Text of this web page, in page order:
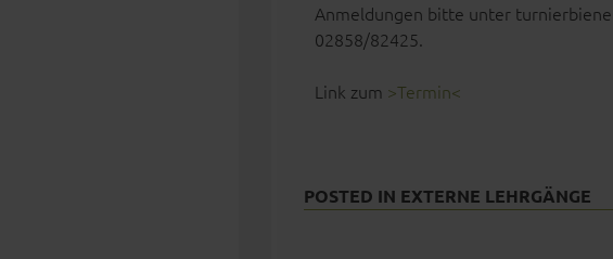
Anmeldungen bitte unter
02858/82425.
Link zum >Termin<
POSTED IN EXTERNE LEHRGÄNGE